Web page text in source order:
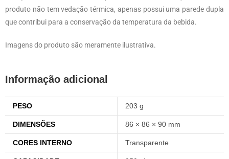
produto não tem vedação térmica, apenas possui uma parede dupla
que contribui para a conservação da temperatura da bebida.
Imagens do produto são meramente ilustrativa.
Informação adicional
PESO 203 g
DIMENSÕES 86 × 86 × 90 mm
CORES INTERNO Transparente